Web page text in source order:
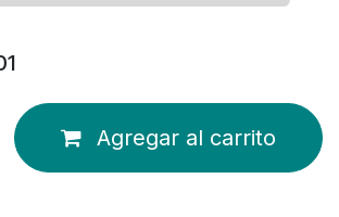
Agregar al carrito